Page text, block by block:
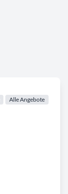
Alle Angebote